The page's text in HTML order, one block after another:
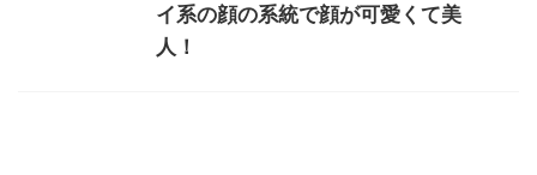
イ系の顔の系統で顔が可愛くて美
人！